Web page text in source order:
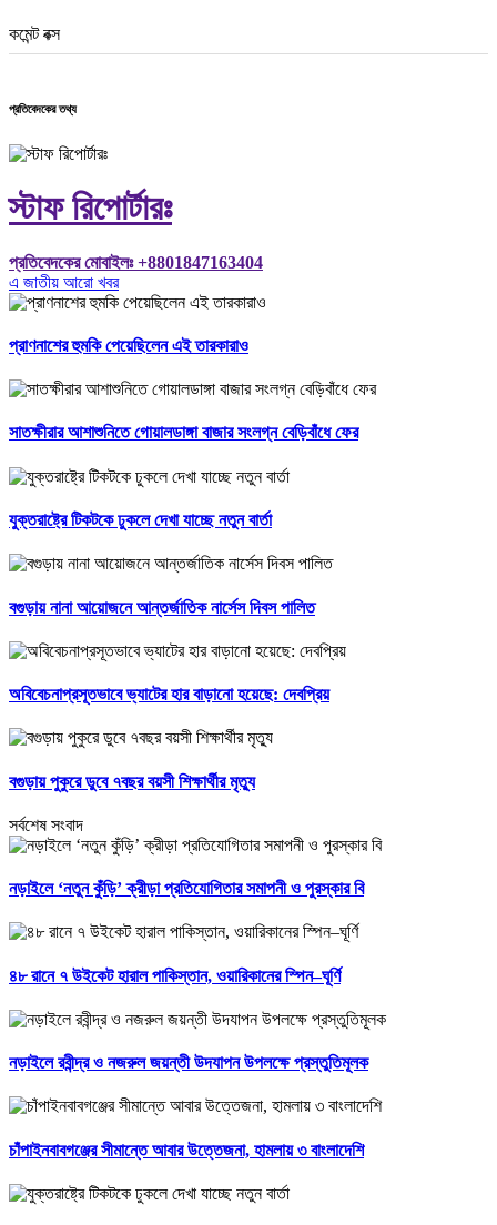
কমেন্ট বক্স
প্রতিবেদকের তথ্য
স্টাফ রিপোর্টারঃ
প্রতিবেদকের মোবাইলঃ +8801847163404
এ জাতীয় আরো খবর
প্রাণনাশের হুমকি পেয়েছিলেন এই তারকারাও
সাতক্ষীরার আশাশুনিতে গোয়ালডাঙ্গা বাজার সংলগ্ন বেড়িবাঁধে ফের
যুক্তরাষ্ট্রে টিকটকে ঢুকলে দেখা যাচ্ছে নতুন বার্তা
বগুড়ায় নানা আয়োজনে আন্তর্জাতিক নার্সেস দিবস পালিত
অবিবেচনাপ্রসূতভাবে ভ্যাটের হার বাড়ানো হয়েছে: দেবপ্রিয়
বগুড়ায় পুকুরে ডুবে ৭বছর বয়সী শিক্ষার্থীর মৃত্যু
সর্বশেষ সংবাদ
নড়াইলে ‘নতুন কুঁড়ি’ ক্রীড়া প্রতিযোগিতার সমাপনী ও পুরস্কার বি
৪৮ রানে ৭ উইকেট হারাল পাকিস্তান, ওয়ারিকানের স্পিন–ঘূর্ণি
নড়াইলে রবীন্দ্র ও নজরুল জয়ন্তী উদযাপন উপলক্ষে প্রস্তুতিমূলক
চাঁপাইনবাবগঞ্জের সীমান্তে আবার উত্তেজনা, হামলায় ৩ বাংলাদেশি